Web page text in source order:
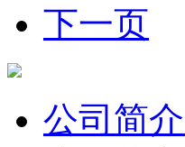
下一页
公司简介